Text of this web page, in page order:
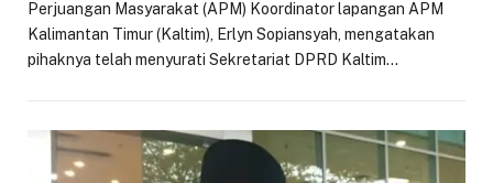
Perjuangan Masyarakat (APM) Koordinator lapangan APM
Kalimantan Timur (Kaltim), Erlyn Sopiansyah, mengatakan
pihaknya telah menyurati Sekretariat DPRD Kaltim…